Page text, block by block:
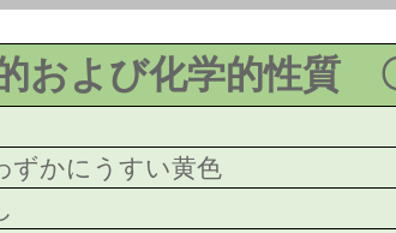
および化学的性質
ずかにうすい黄色